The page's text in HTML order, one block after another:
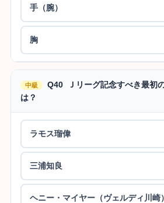
手（腕）
胸
中級
Q40 Ｊリーグ記念すべき最初
は？
ラモス瑠偉
三浦知良
ヘニー・マイヤー（ヴェルディ川崎）